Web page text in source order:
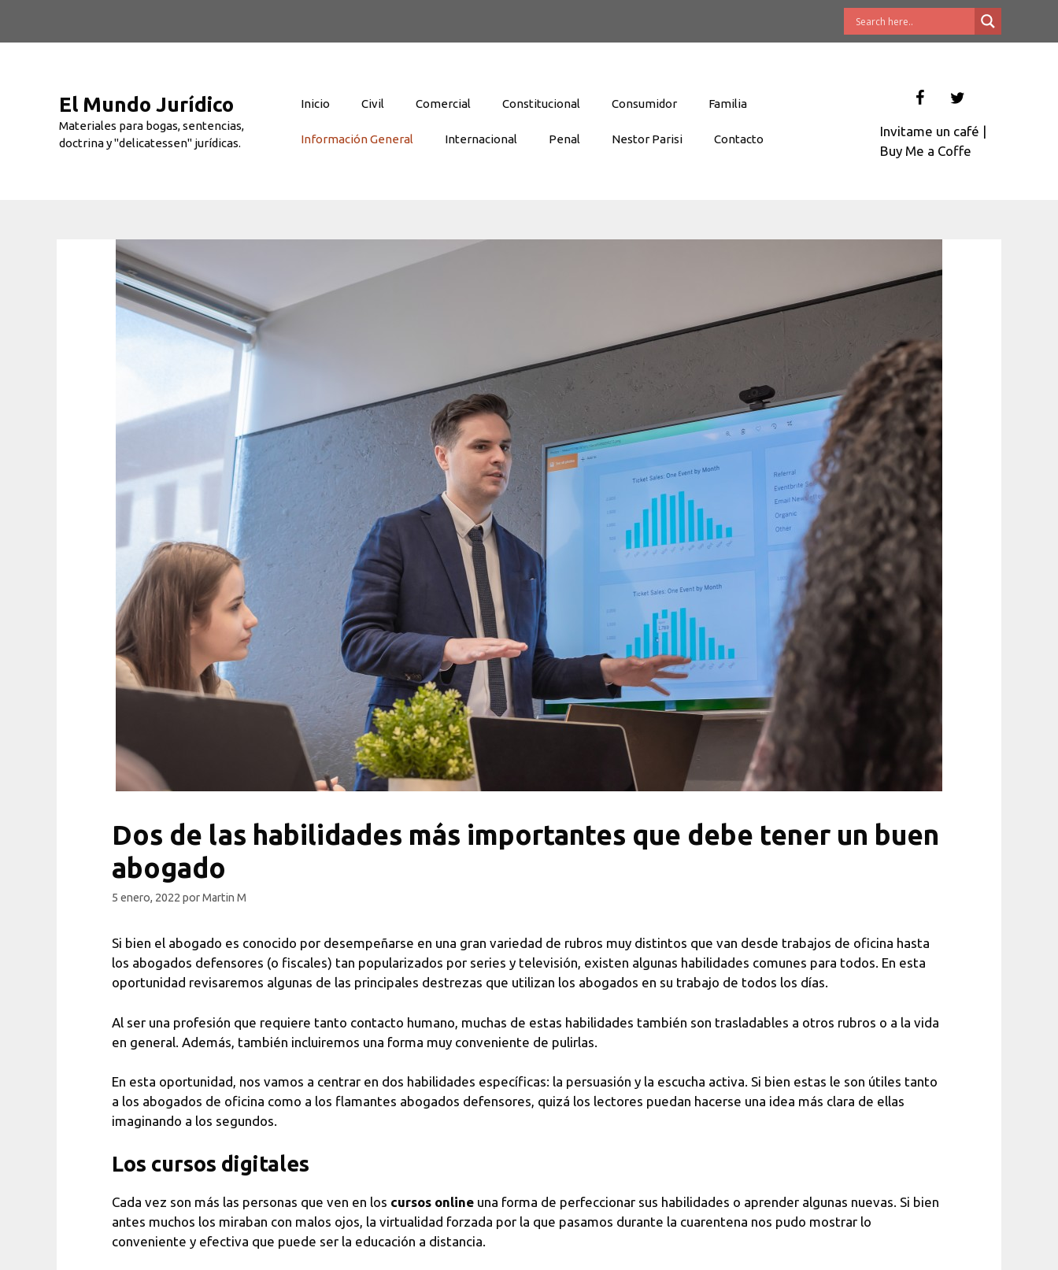
El Mundo Jurídico
Materiales para bogas, sentencias,
doctrina y "delicatessen" jurídicas.
Inicio Civil Comercial Constitucional Consumidor Familia
Información General Internacional Penal Nestor Parisi Contacto
Invitame un café |
Buy Me a Coffe
Dos de las habilidades más importantes que debe tener un buen
abogado
5 enero, 2022 porMartin M
Si bien el abogado es conocido por desempeñarse en una gran variedad de rubros muy distintos que van desde trabajos de oficina hasta
los abogados defensores (o fiscales) tan popularizados por series y televisión, existen algunas habilidades comunes para todos. En esta
oportunidad revisaremos algunas de las principales destrezas que utilizan los abogados en su trabajo de todos los días.
Al ser una profesión que requiere tanto contacto humano, muchas de estas habilidades también son trasladables a otros rubros o a la vida
en general. Además, también incluiremos una forma muy conveniente de pulirlas.
En esta oportunidad, nos vamos a centrar en dos habilidades específicas: la persuasión y la escucha activa. Si bien estas le son útiles tanto
a los abogados de oficina como a los flamantes abogados defensores, quizá los lectores puedan hacerse una idea más clara de ellas
imaginando a los segundos.
Los cursos digitales
Cada vez son más las personas que ven en los cursos online una forma de perfeccionar sus habilidades o aprender algunas nuevas. Si bien
antes muchos los miraban con malos ojos, la virtualidad forzada por la que pasamos durante la cuarentena nos pudo mostrar lo
conveniente y efectiva que puede ser la educación a distancia.